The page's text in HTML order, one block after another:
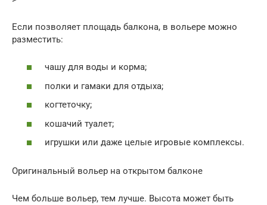
Если позволяет площадь балкона, в вольере можно
разместить:
чашу для воды и корма;
полки и гамаки для отдыха;
когтеточку;
кошачий туалет;
игрушки или даже целые игровые комплексы.
Оригинальный вольер на открытом балконе
Чем больше вольер, тем лучше. Высота может быть